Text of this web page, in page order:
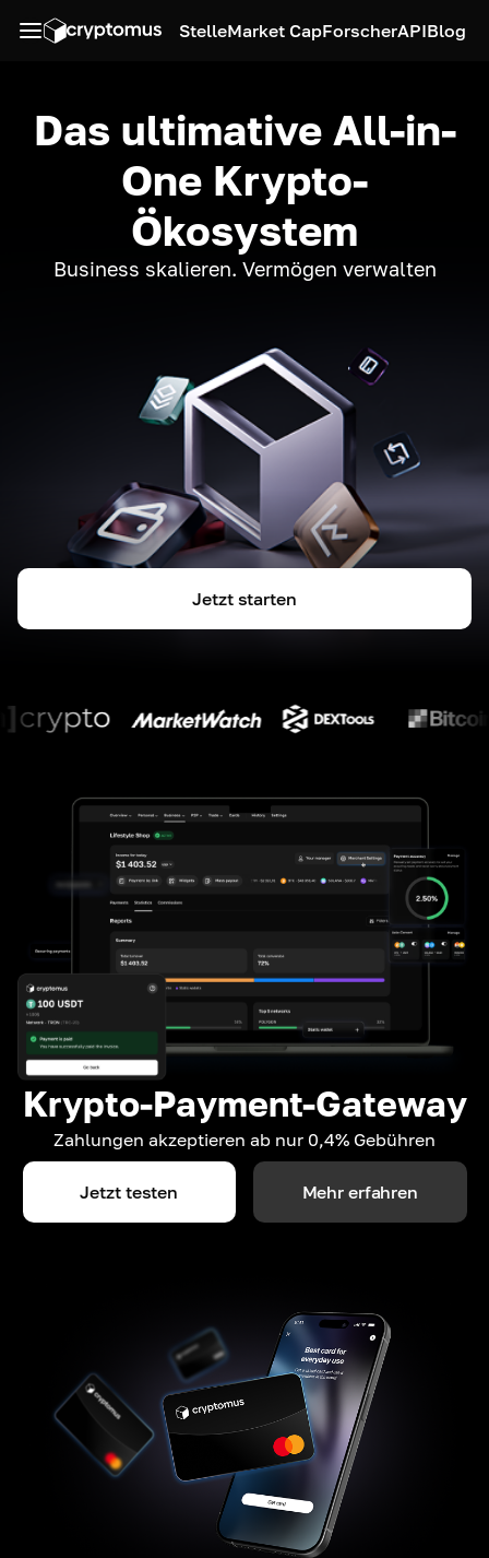
StelleMarket CapForscherAPIBlog
Das ultimative All-in-
One Krypto-
Ökosystem
Business skalieren. Vermögen verwalten
Jetzt starten
Krypto-Payment-Gateway
Zahlungen akzeptieren ab nur 0,4% Gebühren
Jetzt testen Mehr erfahren